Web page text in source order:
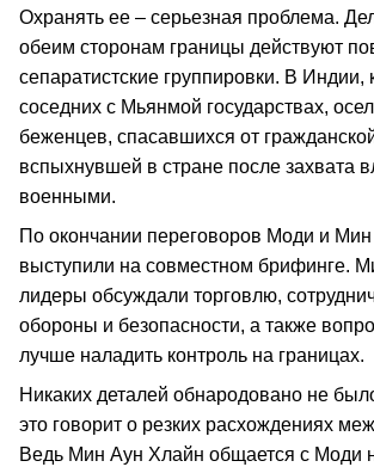
Охранять ее – серьезная проблема.
обеим сторонам границы действуют
сепаратистские группировки. В Индии,
соседних с Мьянмой государствах,
беженцев, спасавшихся от
вспыхнувшей в стране после захвата
военными.
По окончании переговоров Моди и
выступили на совместном брифинге.
лидеры обсуждали торговлю,
обороны и безопасности, а также
лучше наладить контроль на границах.
Никаких деталей обнародовано не
это говорит о резких расхождениях
Ведь Мин Аун Хлайн общается с Моди